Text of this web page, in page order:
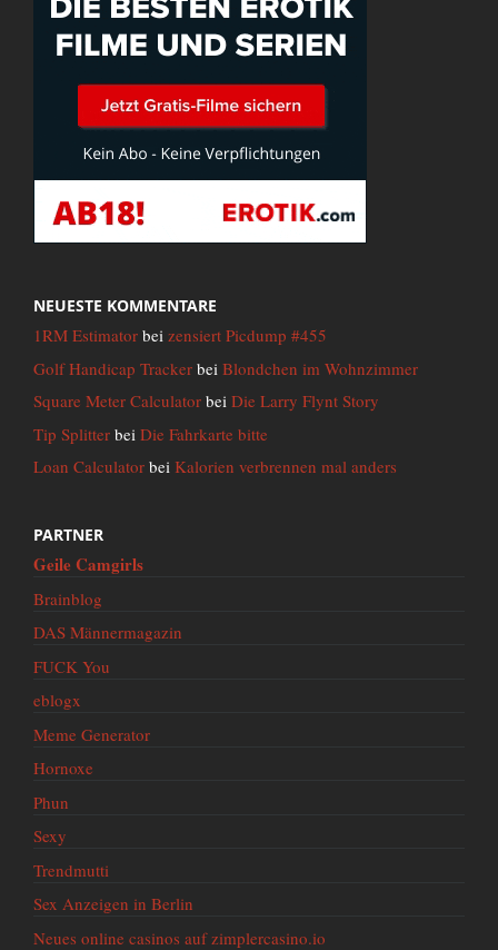
NEUESTE KOMMENTARE
1RM Estimator bei zensiert Picdump #455
Golf Handicap Tracker bei Blondchen im Wohnzimmer
Square Meter Calculator bei Die Larry Flynt Story
Tip Splitter bei Die Fahrkarte bitte
Loan Calculator bei Kalorien verbrennen mal anders
PARTNER
Geile Camgirls
Brainblog
DAS Männermagazin
FUCK You
eblogx
Meme Generator
Hornoxe
Phun
Sexy
Trendmutti
Sex Anzeigen in Berlin
Neues online casinos auf zimplercasino.io